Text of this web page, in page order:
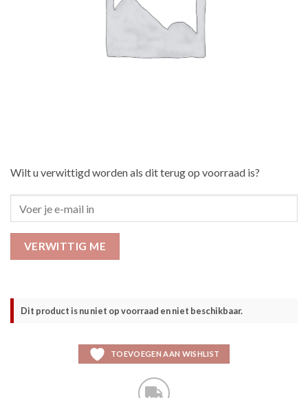
Wilt u verwittigd worden als dit terug op voorraad is?
VERWITTIG ME
Dit product is nu niet op voorraad en niet beschikbaar.
TOEVOEGEN AAN WISHLIST